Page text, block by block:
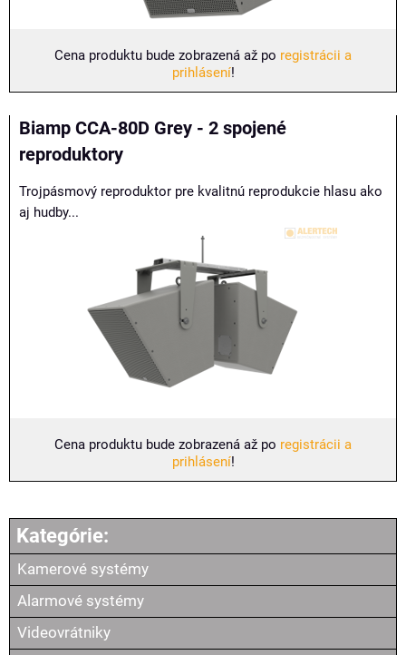
Cena produktu bude zobrazená až po registrácii a
prihlásení!
Biamp CCA-80D Grey - 2 spojené
reproduktory
Trojpásmový reproduktor pre kvalitnú reprodukcie hlasu ako
aj hudby...
Cena produktu bude zobrazená až po registrácii a
prihlásení!
Kamerové systémy
Alarmové systémy
Videovrátniky